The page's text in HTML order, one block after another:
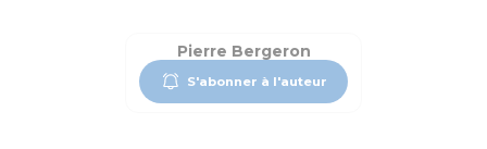
Pierre Bergeron
S'abonner à l'auteur